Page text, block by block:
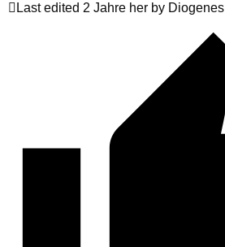
Last edited 2 Jahre her by Diogenes